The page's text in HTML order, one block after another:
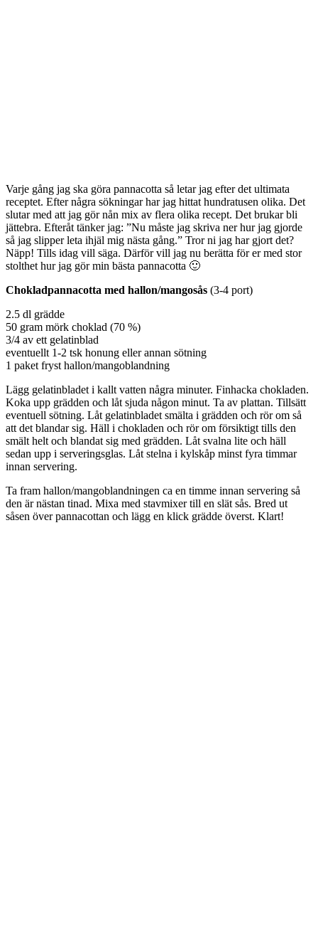
Varje gång jag ska göra pannacotta så letar jag efter det ultimata
receptet. Efter några sökningar har jag hittat hundratusen olika. Det
slutar med att jag gör nån mix av flera olika recept. Det brukar bli
jättebra. Efteråt tänker jag: ”Nu måste jag skriva ner hur jag gjorde
så jag slipper leta ihjäl mig nästa gång.” Tror ni jag har gjort det?
Näpp! Tills idag vill säga. Därför vill jag nu berätta för er med stor
stolthet hur jag gör min bästa pannacotta 🙂
Chokladpannacotta med hallon/mangosås (3-4 port)
2.5 dl grädde
50 gram mörk choklad (70 %)
3/4 av ett gelatinblad
eventuellt 1-2 tsk honung eller annan sötning
1 paket fryst hallon/mangoblandning
Lägg gelatinbladet i kallt vatten några minuter. Finhacka chokladen.
Koka upp grädden och låt sjuda någon minut. Ta av plattan. Tillsätt
eventuell sötning. Låt gelatinbladet smälta i grädden och rör om så
att det blandar sig. Häll i chokladen och rör om försiktigt tills den
smält helt och blandat sig med grädden. Låt svalna lite och häll
sedan upp i serveringsglas. Låt stelna i kylskåp minst fyra timmar
innan servering.
Ta fram hallon/mangoblandningen ca en timme innan servering så
den är nästan tinad. Mixa med stavmixer till en slät sås. Bred ut
såsen över pannacottan och lägg en klick grädde överst. Klart!